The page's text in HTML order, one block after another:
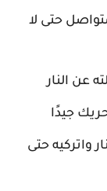
حتى لا
عن النار
جيدًا
واتركيه حتى